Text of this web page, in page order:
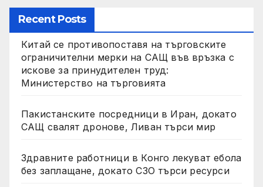
Recent Posts
Китай се противопоставя на търговските
ограничителни мерки на САЩ във връзка с
искове за принудителен труд:
Министерство на търговията
Пакистанските посредници в Иран, докато
САЩ свалят дронове, Ливан търси мир
Здравните работници в Конго лекуват ебола
без заплащане, докато СЗО търси ресурси